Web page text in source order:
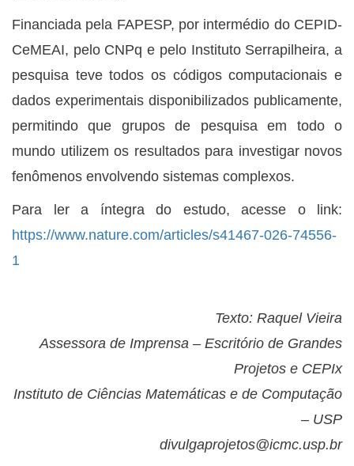
Financiada pela FAPESP, por intermédio do CEPID-
CeMEAI, pelo CNPq e pelo Instituto Serrapilheira, a
pesquisa teve todos os códigos computacionais e
dados experimentais disponibilizados publicamente,
permitindo que grupos de pesquisa em todo o
mundo utilizem os resultados para investigar novos
fenômenos envolvendo sistemas complexos.
Para ler a íntegra do estudo, acesse o link:
https://www.nature.com/articles/s41467-026-74556-
1
Texto: Raquel Vieira
Assessora de Imprensa – Escritório de Grandes
Projetos e CEPIx
Instituto de Ciências Matemáticas e de Computação
– USP
divulgaprojetos@icmc.usp.br